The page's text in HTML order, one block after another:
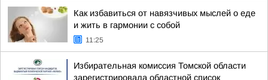
Как избавиться от навязчивых мыслей о еде
и жить в гармонии с собой
11:25
Избирательная комиссия Томской области
зарегистрировала областной список